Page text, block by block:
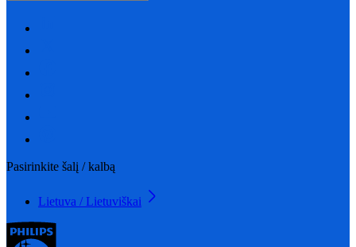
Pasirinkite šalį / kalbą
Lietuva / Lietuviškai